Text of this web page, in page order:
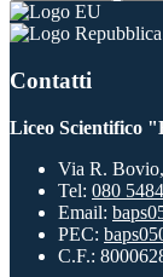
Contatti
Liceo Scientifico
Via R.
Tel: 080
Email:
PEC:
C.F.: